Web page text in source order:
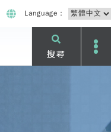
Language：
搜尋